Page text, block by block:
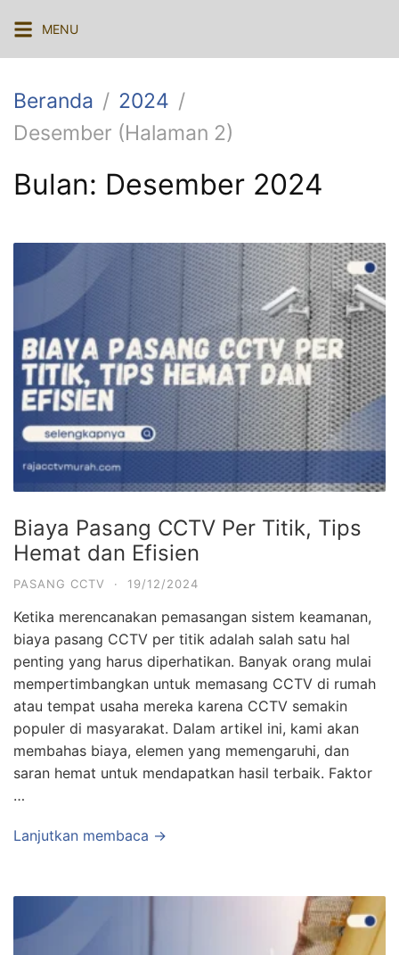
ke
konten
MENU
Beranda
2024
Desember (Halaman 2)
Bulan: Desember 2024
Biaya Pasang CCTV Per Titik, Tips
Hemat dan Efisien
PASANG CCTV · 19/12/2024
Ketika merencanakan pemasangan sistem keamanan,
biaya pasang CCTV per titik adalah salah satu hal
penting yang harus diperhatikan. Banyak orang mulai
mempertimbangkan untuk memasang CCTV di rumah
atau tempat usaha mereka karena CCTV semakin
populer di masyarakat. Dalam artikel ini, kami akan
membahas biaya, elemen yang memengaruhi, dan
saran hemat untuk mendapatkan hasil terbaik. Faktor
…
Lanjutkan membaca →